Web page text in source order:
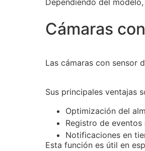
Dependiendo del
Cámaras
Las cámaras con sensor
Sus principales ventajas
Optimización del
Registro de eventos
Notificaciones en
Esta función es útil en